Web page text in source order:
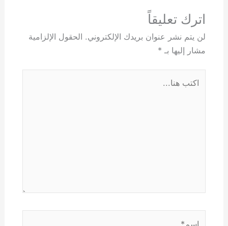
اترك تعليقاً
لن يتم نشر عنوان بريدك الإلكتروني. الحقول الإلزامية
مشار إليها بـ *